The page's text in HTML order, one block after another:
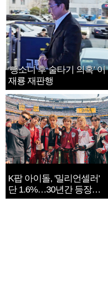
‘뺑소니 후 술타기 의혹’ 이
재룡 재판행
K팝 아이돌, '밀리언셀러'
단 1.6%…30년간 등장
1182개팀 전수조사